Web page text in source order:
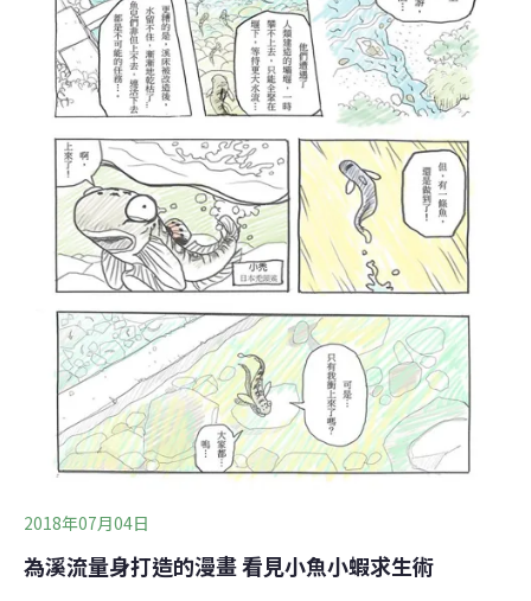
2018年07月04日
為溪流量身打造的漫畫 看見小魚小蝦求生術